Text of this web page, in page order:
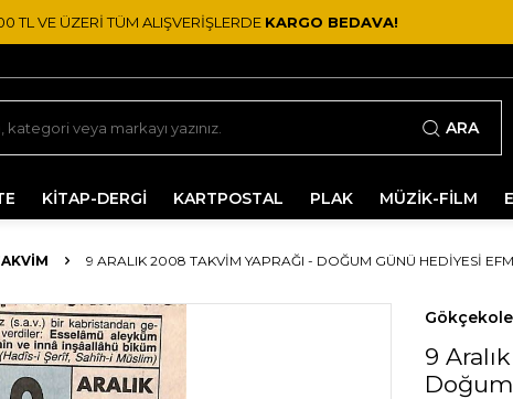
TL VE ÜZERİ TÜM ALIŞVERİŞLERDE KARGO BEDAVA!
ARA
KİTAP-DERGİ KARTPOSTAL PLAK MÜZİK-FİLM
9 ARALIK 2008 TAKVIM YAPRAĞI - DOĞUM GÜNÜ HEDIYESI
9